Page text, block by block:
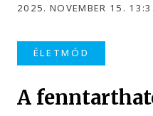
2025. NOVEMBER 15.
ÉLETMÓD
A